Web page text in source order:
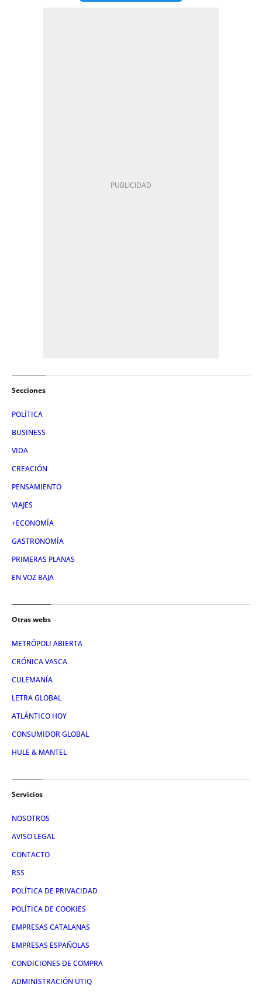
Secciones
POLÍTICA
BUSINESS
VIDA
CREACIÓN
PENSAMIENTO
VIAJES
+ECONOMÍA
GASTRONOMÍA
PRIMERAS PLANAS
EN VOZ BAJA
Otras webs
METRÓPOLI ABIERTA
CRÓNICA VASCA
CULEMANÍA
LETRA GLOBAL
ATLÁNTICO HOY
CONSUMIDOR GLOBAL
HULE & MANTEL
Servicios
NOSOTROS
AVISO LEGAL
CONTACTO
RSS
POLÍTICA DE PRIVACIDAD
POLÍTICA DE COOKIES
EMPRESAS CATALANAS
EMPRESAS ESPAÑOLAS
CONDICIONES DE COMPRA
ADMINISTRACIÓN UTIQ